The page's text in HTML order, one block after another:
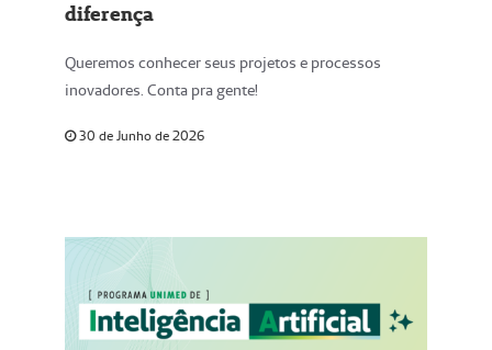
diferença
Queremos conhecer seus projetos e processos
inovadores. Conta pra gente!
30 de Junho de 2026